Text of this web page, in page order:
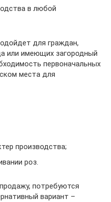
в любой
для граждан,
или имеющих загородный
первоначальных
места для
производства;
роз.
потребуются
вариант –